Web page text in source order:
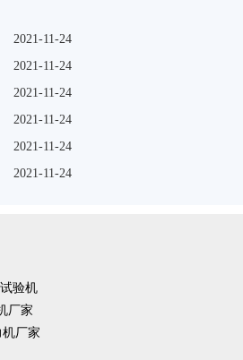
2021-11-24
2021-11-24
2021-11-24
2021-11-24
2021-11-24
2021-11-24
验机
厂家
厂家